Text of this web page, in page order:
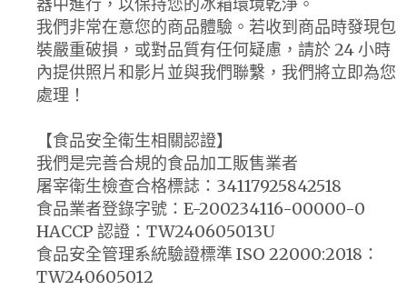
我們非常在意您的商品體驗。若收到商品時發現包
裝嚴重破損，或對品質有任何疑慮，請於 24 小時
內提供照片和影片並與我們聯繫，我們將立即為您
處理！
【食品安全衛生相關認證】
我們是完善合規的食品加工販售業者
屠宰衛生檢查合格標誌：34117925842518
食品業者登錄字號：E-200234116-00000-0
HACCP 認證：TW240605013U
食品安全管理系統驗證標準 ISO 22000:2018：
TW240605012